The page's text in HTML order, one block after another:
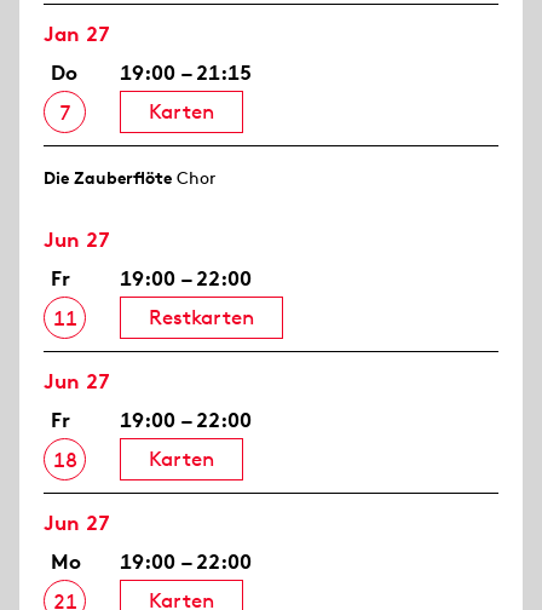
Jan 27
Do
7
19:00 – 21:15
Karten
Die Zauberflöte Chor
Jun 27
Fr
11
19:00 – 22:00
Restkarten
Jun 27
Fr
18
19:00 – 22:00
Karten
Jun 27
Mo
21
19:00 – 22:00
Karten